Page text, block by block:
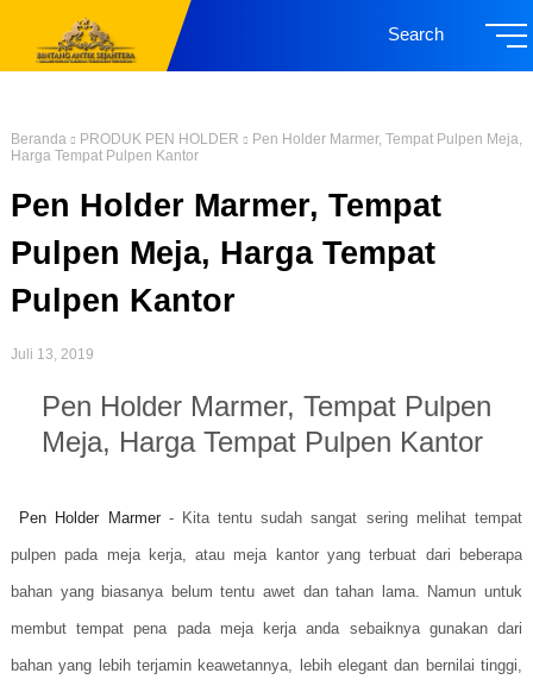
Search
Beranda PRODUK PEN HOLDER
Pen Holder Marmer, Tempat Pulpen Meja,
Harga Tempat Pulpen Kantor
Pen Holder Marmer, Tempat
Pulpen Meja, Harga Tempat
Pulpen Kantor
Juli 13, 2019
Pen Holder Marmer, Tempat Pulpen
Meja, Harga Tempat Pulpen Kantor
Pen Holder Marmer - Kita tentu sudah sangat sering melihat tempat
pulpen pada meja kerja, atau meja kantor yang terbuat dari beberapa
bahan yang biasanya belum tentu awet dan tahan lama. Namun untuk
membut tempat pena pada meja kerja anda sebaiknya gunakan dari
bahan yang lebih terjamin keawetannya, lebih elegant dan bernilai tinggi,